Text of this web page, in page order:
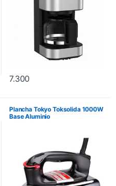
7.300
Plancha Tokyo Toksolida 1000W
Base Aluminio